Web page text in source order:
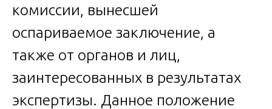
комиссии, вынесшей
оспариваемое заключение, а
также от органов и лиц,
заинтересованных в результатах
экспертизы. Данное положение